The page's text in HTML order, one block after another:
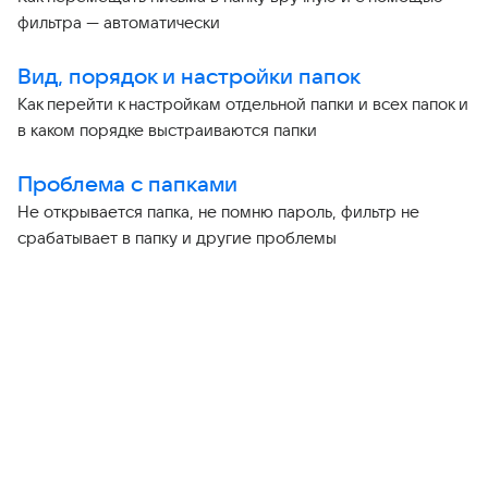
фильтра — автоматически
Вид, порядок и настройки папок
Как перейти к настройкам отдельной папки и всех папок и
в каком порядке выстраиваются папки
Проблема с папками
Не открывается папка, не помню пароль, фильтр не
срабатывает в папку и другие проблемы